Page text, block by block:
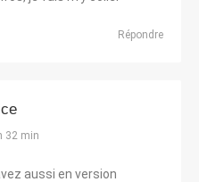
Répondre
32 min
aussi en version